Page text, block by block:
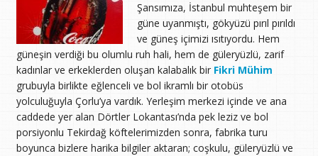
Şansımıza, İstanbul muhteşem bir
güne uyanmıştı, gökyüzü pırıl pırıldı
ve güneş içimizi ısıtıyordu. Hem
güneşin verdiği bu olumlu ruh hali, hem de güleryüzlü, zarif
kadınlar ve erkeklerden oluşan kalabalık bir Fikri Mühim
grubuyla birlikte eğlenceli ve bol ikramlı bir otobüs
yolculuğuyla Çorlu’ya vardık. Yerleşim merkezi içinde ve ana
caddede yer alan Dörtler Lokantası’nda pek leziz ve bol
porsiyonlu Tekirdağ köftelerimizden sonra, fabrika turu
boyunca bizlere harika bilgiler aktaran; coşkulu, güleryüzlü ve